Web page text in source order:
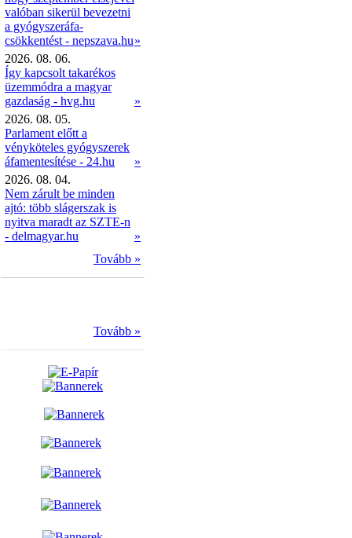
valóban sikerül bevezetni
a gyógyszeráfa-
csökkentést - nepszava.hu»
2026. 08. 06.
Így kapcsolt takarékos
üzemmódra a magyar
gazdaság - hvg.hu
»
2026. 08. 05.
Parlament előtt a
vényköteles gyógyszerek
áfamentesítése - 24.hu
»
2026. 08. 04.
Nem zárult be minden
ajtó: több slágerszak is
nyitva maradt az SZTE-n
- delmagyar.hu
»
Tovább »
Tovább »